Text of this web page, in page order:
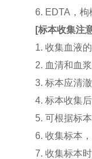
6. EDTA，
[标本收集注
1. 收集血液
2. 血清和血
3. 标本应清
4. 标本收集
5. 可根据标
6. 收集标本
7. 收集标本